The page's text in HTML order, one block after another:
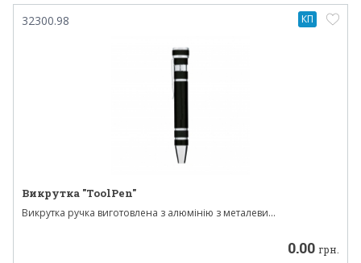
32300.98
Викрутка "ToolPen"
Викрутка ручка виготовлена ​​з алюмінію з металеви...
0.00 грн.
КП